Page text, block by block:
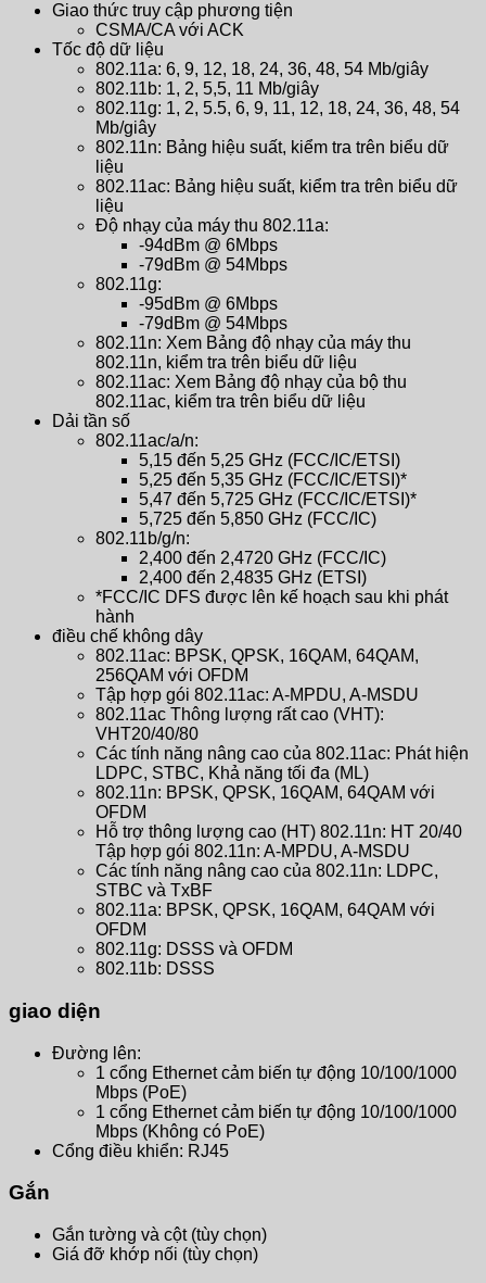
Giao thức truy cập phương tiện
CSMA/CA với ACK
Tốc độ dữ liệu
802.11a: 6, 9, 12, 18, 24, 36, 48, 54 Mb/giây
802.11b: 1, 2, 5,5, 11 Mb/giây
802.11g: 1, 2, 5.5, 6, 9, 11, 12, 18, 24, 36, 48, 54
Mb/giây
802.11n: Bảng hiệu suất, kiểm tra trên biểu dữ
liệu
802.11ac: Bảng hiệu suất, kiểm tra trên biểu dữ
liệu
Độ nhạy của máy thu 802.11a:
-94dBm @ 6Mbps
-79dBm @ 54Mbps
802.11g:
-95dBm @ 6Mbps
-79dBm @ 54Mbps
802.11n: Xem Bảng độ nhạy của máy thu
802.11n, kiểm tra trên biểu dữ liệu
802.11ac: Xem Bảng độ nhạy của bộ thu
802.11ac, kiểm tra trên biểu dữ liệu
Dải tần số
802.11ac/a/n:
5,15 đến 5,25 GHz (FCC/IC/ETSI)
5,25 đến 5,35 GHz (FCC/IC/ETSI)*
5,47 đến 5,725 GHz (FCC/IC/ETSI)*
5,725 đến 5,850 GHz (FCC/IC)
802.11b/g/n:
2,400 đến 2,4720 GHz (FCC/IC)
2,400 đến 2,4835 GHz (ETSI)
*FCC/IC DFS được lên kế hoạch sau khi phát
hành
điều chế không dây
802.11ac: BPSK, QPSK, 16QAM, 64QAM,
256QAM với OFDM
Tập hợp gói 802.11ac: A-MPDU, A-MSDU
802.11ac Thông lượng rất cao (VHT):
VHT20/40/80
Các tính năng nâng cao của 802.11ac: Phát hiện
LDPC, STBC, Khả năng tối đa (ML)
802.11n: BPSK, QPSK, 16QAM, 64QAM với
OFDM
Hỗ trợ thông lượng cao (HT) 802.11n: HT 20/40
Tập hợp gói 802.11n: A-MPDU, A-MSDU
Các tính năng nâng cao của 802.11n: LDPC,
STBC và TxBF
802.11a: BPSK, QPSK, 16QAM, 64QAM với
OFDM
802.11g: DSSS và OFDM
802.11b: DSSS
giao diện
Đường lên:
1 cổng Ethernet cảm biến tự động 10/100/1000
Mbps (PoE)
1 cổng Ethernet cảm biến tự động 10/100/1000
Mbps (Không có PoE)
Cổng điều khiển: RJ45
Gắn
Gắn tường và cột (tùy chọn)
Giá đỡ khớp nối (tùy chọn)